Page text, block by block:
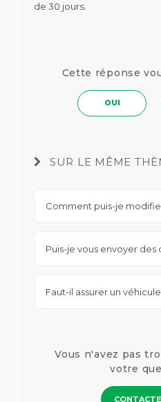
de 30 jours.
Cette réponse
OUI
SUR LE MÊME
Comment puis-je
Puis-je vous envoyer des
Faut-il assurer un
Vous n'avez pas
votre